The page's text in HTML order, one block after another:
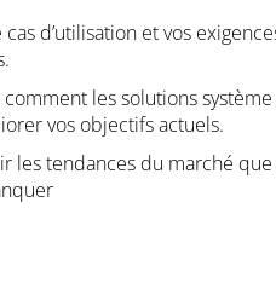
d’utilisation et vos
les solutions système
vos objectifs actuels.
les tendances du marché que